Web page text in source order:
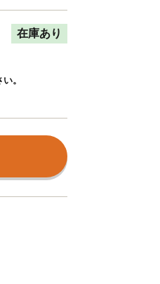
在庫あり
。